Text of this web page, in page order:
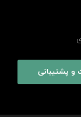
پشتیبانی